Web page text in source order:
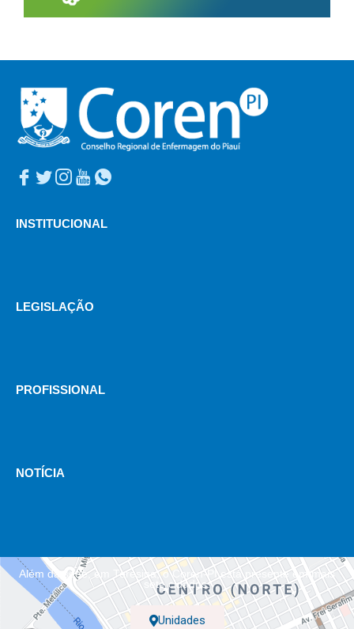
INSTITUCIONAL
LEGISLAÇÃO
PROFISSIONAL
NOTÍCIA
Além da sede, em Teresina, o Coren-PI está presente em mais
sete cidades.
Unidades